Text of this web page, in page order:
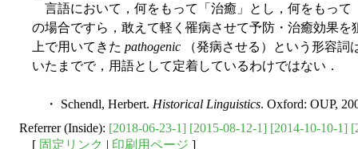
言語において，何をもって「治癒」とし，何をもって
の場合ですら，敢えて軽く罹病させて予防・治癒効果
上で用いてきた pathogenic （発病させる）という形容詞
いたまでで，用語として定着しているわけではない．
・ Schendl, Herbert. Historical Linguistics. Oxford: OUP,
Referrer (Inside): [2018-06-23-1] [2015-08-12-1] [2014-10-10-1]
[ 固定リンク | 印刷用ページ ]